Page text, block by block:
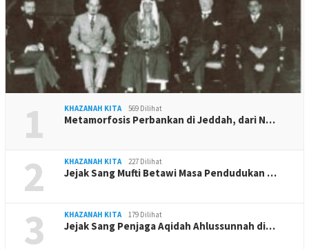
1 KHAZANAH KITA 569 Dilihat
Metamorfosis Perbankan di Jeddah, dari N…
2 KHAZANAH KITA 227 Dilihat
Jejak Sang Mufti Betawi Masa Pendudukan …
3 KHAZANAH KITA 179 Dilihat
Jejak Sang Penjaga Aqidah Ahlussunnah di…